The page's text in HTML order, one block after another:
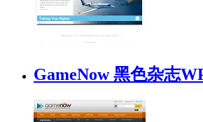
GameNow 黑色杂志